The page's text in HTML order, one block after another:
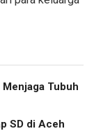
Tubuh
SD di Aceh